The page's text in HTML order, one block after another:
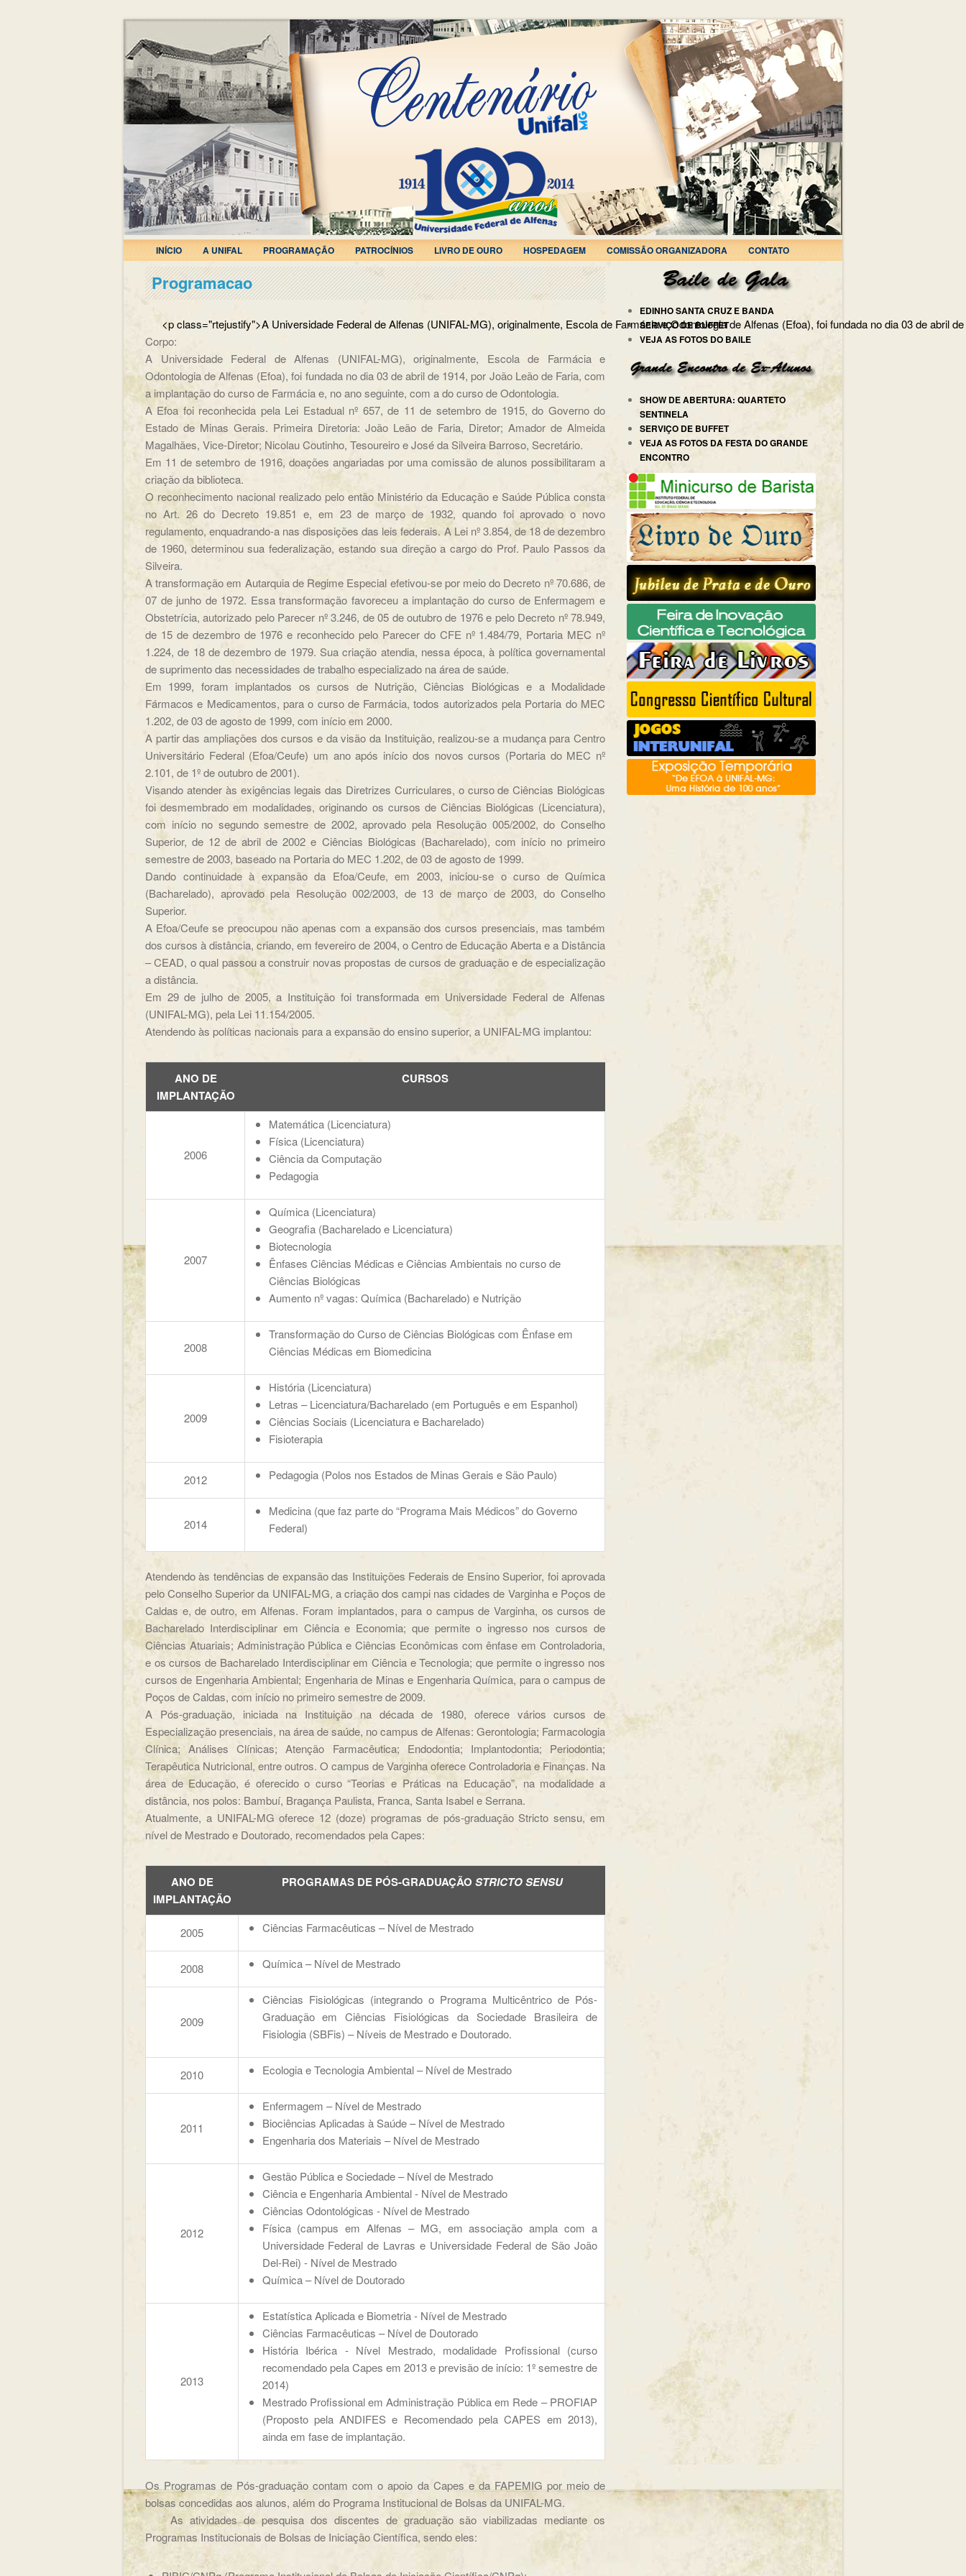
INÍCIO A UNIFAL PROGRAMAÇÃO PATROCÍNIOS LIVRO DE OURO HOSPEDAGEM COMISSÃO ORGANIZADORA CONTATO
Programacao
<p class="rtejustify">A Universidade Federal de Alfenas (UNIFAL-MG), originalmente, Escola de Farmácia e Odontologia de Alfenas
Corpo:
A Universidade Federal de Alfenas (UNIFAL-MG), originalmente, Escola de Farmácia e
Odontologia de Alfenas (Efoa), foi fundada no dia 03 de abril de 1914, por João Leão de Faria, com
a implantação do curso de Farmácia e, no ano seguinte, com a do curso de Odontologia.
A Efoa foi reconhecida pela Lei Estadual nº 657, de 11 de setembro de 1915, do Governo do
Estado de Minas Gerais. Primeira Diretoria: João Leão de Faria, Diretor; Amador de Almeida
Magalhães, Vice-Diretor; Nicolau Coutinho, Tesoureiro e José da Silveira Barroso, Secretário.
Em 11 de setembro de 1916, doações angariadas por uma comissão de alunos possibilitaram a
criação da biblioteca.
O reconhecimento nacional realizado pelo então Ministério da Educação e Saúde Pública consta
no Art. 26 do Decreto 19.851 e, em 23 de março de 1932, quando foi aprovado o novo
regulamento, enquadrando-a nas disposições das leis federais. A Lei nº 3.854, de 18 de dezembro
de 1960, determinou sua federalização, estando sua direção a cargo do Prof. Paulo Passos da
Silveira.
A transformação em Autarquia de Regime Especial efetivou-se por meio do Decreto nº 70.686, de
07 de junho de 1972. Essa transformação favoreceu a implantação do curso de Enfermagem e
Obstetrícia, autorizado pelo Parecer nº 3.246, de 05 de outubro de 1976 e pelo Decreto nº 78.949,
de 15 de dezembro de 1976 e reconhecido pelo Parecer do CFE nº 1.484/79, Portaria MEC nº
1.224, de 18 de dezembro de 1979. Sua criação atendia, nessa época, à política governamental
de suprimento das necessidades de trabalho especializado na área de saúde.
Em 1999, foram implantados os cursos de Nutrição, Ciências Biológicas e a Modalidade
Fármacos e Medicamentos, para o curso de Farmácia, todos autorizados pela Portaria do MEC
1.202, de 03 de agosto de 1999, com início em 2000.
A partir das ampliações dos cursos e da visão da Instituição, realizou-se a mudança para Centro
Universitário Federal (Efoa/Ceufe) um ano após início dos novos cursos (Portaria do MEC nº
2.101, de 1º de outubro de 2001).
Visando atender às exigências legais das Diretrizes Curriculares, o curso de Ciências Biológicas
foi desmembrado em modalidades, originando os cursos de Ciências Biológicas (Licenciatura),
com início no segundo semestre de 2002, aprovado pela Resolução 005/2002, do Conselho
Superior, de 12 de abril de 2002 e Ciências Biológicas (Bacharelado), com início no primeiro
semestre de 2003, baseado na Portaria do MEC 1.202, de 03 de agosto de 1999.
Dando continuidade à expansão da Efoa/Ceufe, em 2003, iniciou-se o curso de Química
(Bacharelado), aprovado pela Resolução 002/2003, de 13 de março de 2003, do Conselho
Superior.
A Efoa/Ceufe se preocupou não apenas com a expansão dos cursos presenciais, mas também
dos cursos à distância, criando, em fevereiro de 2004, o Centro de Educação Aberta e a Distância
– CEAD, o qual passou a construir novas propostas de cursos de graduação e de especialização
a distância.
Em 29 de julho de 2005, a Instituição foi transformada em Universidade Federal de Alfenas
(UNIFAL-MG), pela Lei 11.154/2005.
Atendendo às políticas nacionais para a expansão do ensino superior, a UNIFAL-MG implantou:
ANO DE
IMPLANTAÇÃO
CURSOS
2006
Matemática (Licenciatura)
Física (Licenciatura)
Ciência da Computação
Pedagogia
2007
Química (Licenciatura)
Geografia (Bacharelado e Licenciatura)
Biotecnologia
Ênfases Ciências Médicas e Ciências Ambientais no curso de
Ciências Biológicas
Aumento nº vagas: Química (Bacharelado) e Nutrição
2008
Transformação do Curso de Ciências Biológicas com Ênfase em
Ciências Médicas em Biomedicina
2009
História (Licenciatura)
Letras – Licenciatura/Bacharelado (em Português e em Espanhol)
Ciências Sociais (Licenciatura e Bacharelado)
Fisioterapia
2012 Pedagogia (Polos nos Estados de Minas Gerais e São Paulo)
2014
Medicina (que faz parte do “Programa Mais Médicos” do Governo
Federal)
Atendendo às tendências de expansão das Instituições Federais de Ensino Superior, foi aprovada
pelo Conselho Superior da UNIFAL-MG, a criação dos campi nas cidades de Varginha e Poços de
Caldas e, de outro, em Alfenas. Foram implantados, para o campus de Varginha, os cursos de
Bacharelado Interdisciplinar em Ciência e Economia; que permite o ingresso nos cursos de
Ciências Atuariais; Administração Pública e Ciências Econômicas com ênfase em Controladoria,
e os cursos de Bacharelado Interdisciplinar em Ciência e Tecnologia; que permite o ingresso nos
cursos de Engenharia Ambiental; Engenharia de Minas e Engenharia Química, para o campus de
Poços de Caldas, com início no primeiro semestre de 2009.
A Pós-graduação, iniciada na Instituição na década de 1980, oferece vários cursos de
Especialização presenciais, na área de saúde, no campus de Alfenas: Gerontologia; Farmacologia
Clínica; Análises Clínicas; Atenção Farmacêutica; Endodontia; Implantodontia; Periodontia;
Terapêutica Nutricional, entre outros. O campus de Varginha oferece Controladoria e Finanças. Na
área de Educação, é oferecido o curso “Teorias e Práticas na Educação”, na modalidade a
distância, nos polos: Bambuí, Bragança Paulista, Franca, Santa Isabel e Serrana.
Atualmente, a UNIFAL-MG oferece 12 (doze) programas de pós-graduação Stricto sensu, em
nível de Mestrado e Doutorado, recomendados pela Capes:
ANO DE
IMPLANTAÇÃO
PROGRAMAS DE PÓS-GRADUAÇÃO STRICTO SENSU
2005 Ciências Farmacêuticas – Nível de Mestrado
2008 Química – Nível de Mestrado
2009
Ciências Fisiológicas (integrando o Programa Multicêntrico de Pós-
Graduação em Ciências Fisiológicas da Sociedade Brasileira de
Fisiologia (SBFis) – Níveis de Mestrado e Doutorado.
2010 Ecologia e Tecnologia Ambiental – Nível de Mestrado
2011
Enfermagem – Nível de Mestrado
Biociências Aplicadas à Saúde – Nível de Mestrado
Engenharia dos Materiais – Nível de Mestrado
2012
Gestão Pública e Sociedade – Nível de Mestrado
Ciência e Engenharia Ambiental - Nível de Mestrado
Ciências Odontológicas - Nível de Mestrado
Física (campus em Alfenas – MG, em associação ampla com a
Universidade Federal de Lavras e Universidade Federal de São João
Del-Rei) - Nível de Mestrado
Química – Nível de Doutorado
2013
Estatística Aplicada e Biometria - Nível de Mestrado
Ciências Farmacêuticas – Nível de Doutorado
História Ibérica - Nível Mestrado, modalidade Profissional (curso
recomendado pela Capes em 2013 e previsão de início: 1º semestre de
2014)
Mestrado Profissional em Administração Pública em Rede – PROFIAP
(Proposto pela ANDIFES e Recomendado pela CAPES em 2013),
ainda em fase de implantação.
Os Programas de Pós-graduação contam com o apoio da Capes e da FAPEMIG por meio de
bolsas concedidas aos alunos, além do Programa Institucional de Bolsas da UNIFAL-MG.
As atividades de pesquisa dos discentes de graduação são viabilizadas mediante os
Programas Institucionais de Bolsas de Iniciação Científica, sendo eles:
EDINHO SANTA CRUZ E BANDA
SERVIÇO DE BUFFET
VEJA AS FOTOS DO BAILE
SHOW DE ABERTURA: QUARTETO
SENTINELA
SERVIÇO DE BUFFET
VEJA AS FOTOS DA FESTA DO GRANDE
ENCONTRO